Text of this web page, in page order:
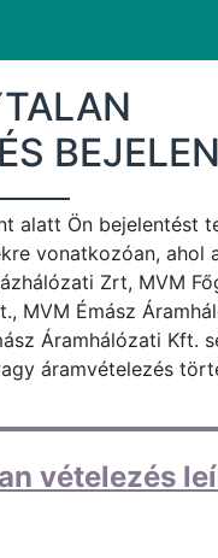
alatt Ön bejelentést
vonatkozóan, ahol
Zrt, MVM
MVM Émász
Áramhálózati Kft.
áramvételezés
vételezés